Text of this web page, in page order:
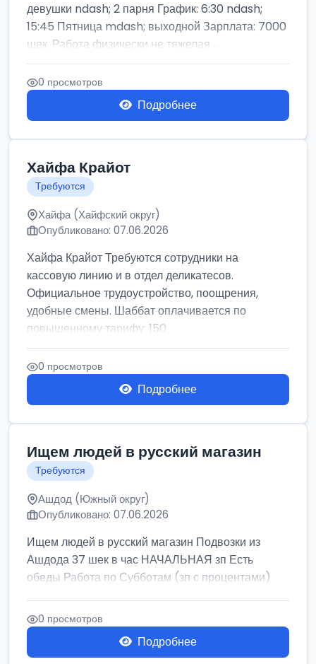
девушки ndash; 2 парня График: 6:30 ndash;
15:45 Пятница mdash; выходной Зарплата: 7000
шек. Работа физически не тяжелая ...
0 просмотров
Подробнее
Хайфа Крайот
Требуются
Хайфа (Хайфский округ)
Опубликовано: 07.06.2026
Хайфа Крайот Требуются сотрудники на
кассовую линию и в отдел деликатесов.
Официальное трудоустройство, поощрения,
удобные смены. Шаббат оплачивается по
повышенному тарифу: 150
0 просмотров
Подробнее
Ищем людей в русский магазин
Требуются
Ашдод (Южный округ)
Опубликовано: 07.06.2026
Ищем людей в русский магазин Подвозки из
Ашдода 37 шек в час НАЧАЛЬНАЯ зп Есть
обеды Работа по Субботам (зп с процентами)
0 просмотров
Подробнее